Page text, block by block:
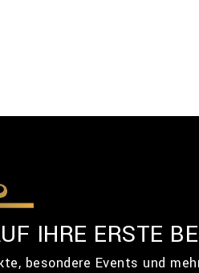
IHRE ERSTE
besondere Events und